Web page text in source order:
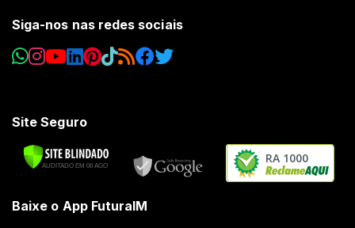
Siga-nos nas redes sociais
Site Seguro
RA 1000
Baixe o App FuturaIM